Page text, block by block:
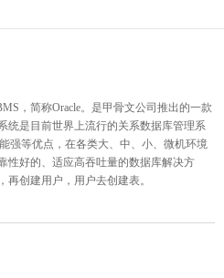
，简称Oracle。是甲骨文公司推出的一款
统是目前世界上流行的关系数据库管理系
强等优点，在各类大、中、小、微机环境
性好的、适应高吞吐量的数据库解决方
再创建用户，用户去创建表。